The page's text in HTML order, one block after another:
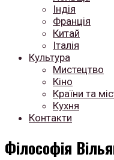
Індія
Франція
Китай
Італія
Культура
Мистецтво
Кіно
Країни та
Кухня
Контакти
Філософія